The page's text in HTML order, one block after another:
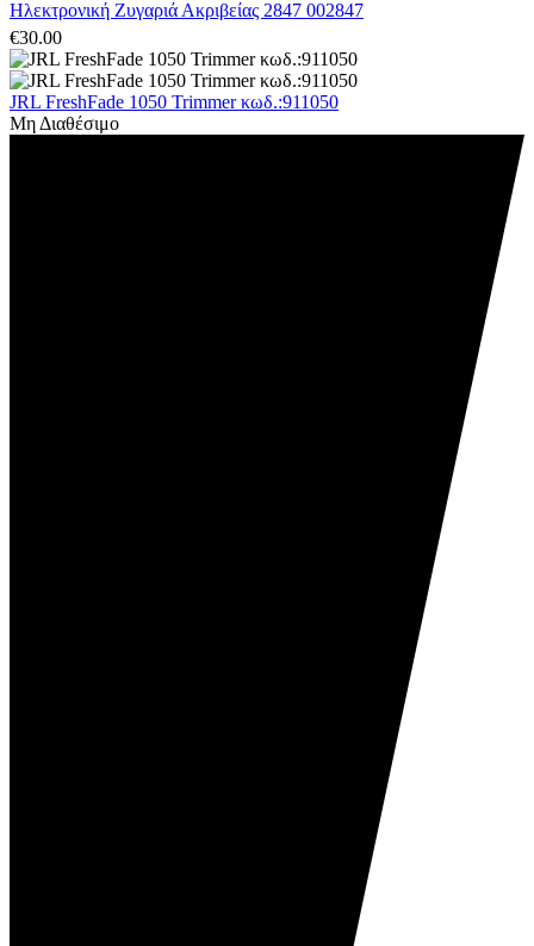
Ηλεκτρονική Ζυγαριά Ακριβείας 2847 002847
€30.00
JRL FreshFade 1050 Trimmer κωδ.:911050
Μη Διαθέσιμο